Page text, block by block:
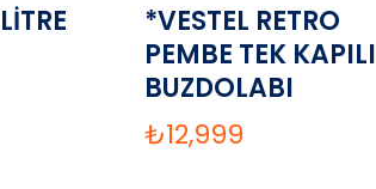
*VESTEL RETRO
PEMBE TEK KAPILI
BUZDOLABI
₺12,999